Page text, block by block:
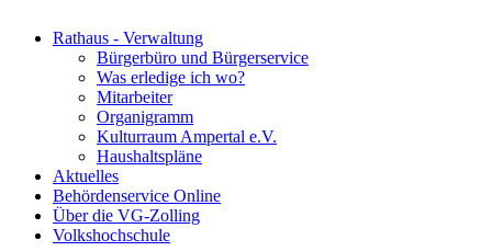
Rathaus - Verwaltung
Bürgerbüro und Bürgerservice
Was erledige ich wo?
Mitarbeiter
Organigramm
Kulturraum Ampertal e.V.
Haushaltspläne
Aktuelles
Behördenservice Online
Über die VG-Zolling
Volkshochschule